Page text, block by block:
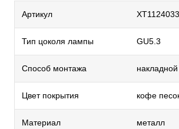
Артикул XT1124033
Тип цоколя лампы GU5.3
Способ монтажа накладной
Цвет покрытия кофе
Материал металл